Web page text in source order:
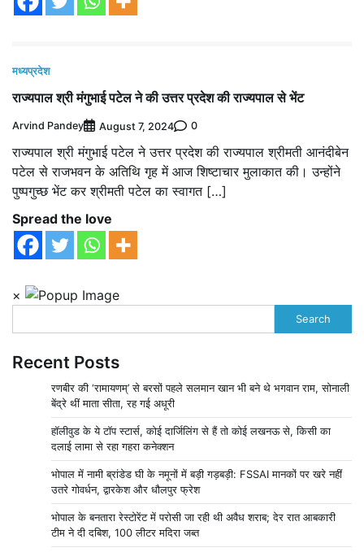
मध्यप्रदेश
राज्यपाल श्री मंगुभाई पटेल ने की उत्तर प्रदेश की राज्यपाल से भेंट
Arvind Pandey August 7, 2024 0
राज्यपाल श्री मंगुभाई पटेल ने उत्तर प्रदेश की राज्यपाल श्रीमती आनंदीबेन
पटेल से राजभवन के अतिथि गृह में आज शिष्टाचार मुलाकात की। उन्होंने
पुष्पगुच्छ भेंट कर श्रीमती पटेल का स्वागत […]
Spread the love
×
Search
Recent Posts
रणबीर की ‘रामायणम्’ से बरसों पहले सलमान खान भी बने थे भगवान राम, सोनाली
बेंद्रे थीं माता सीता, रह गई अधूरी
हॉलीवुड के ये टॉप स्टार्स, कोई दार्जिलिंग से हैं तो कोई लखनऊ से, किसी का
दलाई लामा से रहा गहरा कनेक्शन
भोपाल में नामी ब्रांडेड घी के नमूनों में बड़ी गड़बड़ी: FSSAI मानकों पर खरे नहीं
उतरे गोवर्धन, द्वारकेश और धौलपुर फ्रेश
भोपाल के बनतारा रेस्टोरेंट में परोसी जा रही थी अवैध शराब; देर रात आबकारी
टीम ने दी दबिश, 100 लीटर मदिरा जब्त